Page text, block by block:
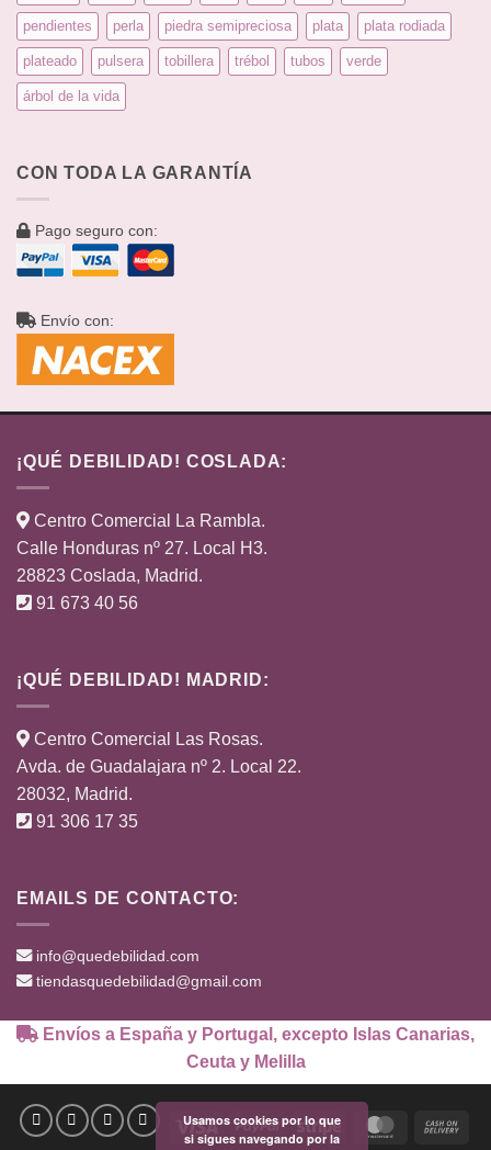
pendientes perla piedra semipreciosa plata plata rodiada
plateado pulsera tobillera trébol tubos verde
árbol de la vida
CON TODA LA GARANTÍA
Pago seguro con:
Envío con:
¡QUÉ DEBILIDAD! COSLADA:
Centro Comercial La Rambla.
Calle Honduras nº 27. Local H3.
28823 Coslada, Madrid.
91 673 40 56
¡QUÉ DEBILIDAD! MADRID:
Centro Comercial Las Rosas.
Avda. de Guadalajara nº 2. Local 22.
28032, Madrid.
91 306 17 35
EMAILS DE CONTACTO:
info@quedebilidad.com
tiendasquedebilidad@gmail.com
Envíos a España y Portugal, excepto Islas Canarias,
Ceuta y Melilla
Visa PayPal Stripe MasterCard
Usamos cookies por lo que
si sigues navegando por la